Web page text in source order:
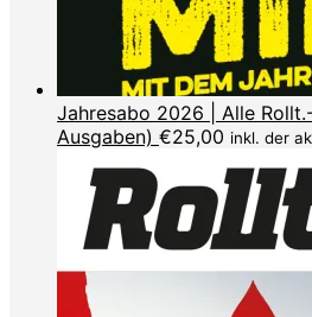
Jahresabo 2026 | Alle
Ausgaben) €25,00 inkl. der